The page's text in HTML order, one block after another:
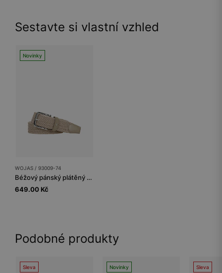
Sestavte si vlastní vzhled
Novinky
WOJAS / 93009-74
Béžový pánský plátěný pásek se stříbrnou sponou
649.00 Kč
Podobné produkty
Sleva Novinky Sleva